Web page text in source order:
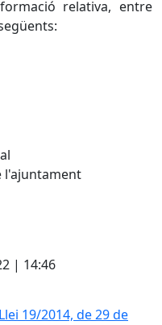
relativa, entre
l'ajuntament
| 14:46
Llei 19/2014, de 29 de